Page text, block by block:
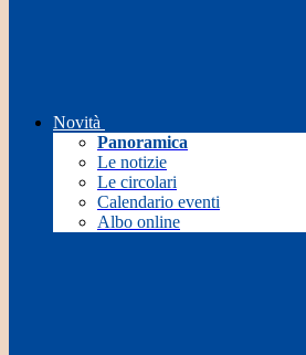
Novità
Panoramica
Le notizie
Le circolari
Calendario eventi
Albo online